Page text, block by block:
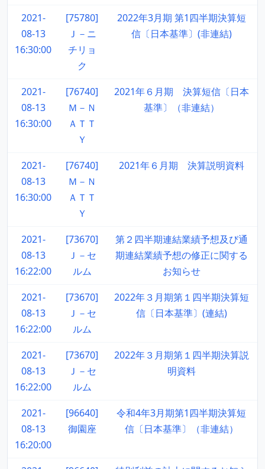
2021-
08-13
16:30:00
[75780]
Ｊ－ニ
チリョ
ク
2022年3月期 第1四半期決算短
信〔日本基準〕(非連結)
2021-
08-13
16:30:00
[76740]
Ｍ－Ｎ
ＡＴＴ
Ｙ
2021年６月期 決算短信〔日本
基準〕（非連結）
2021-
08-13
16:30:00
[76740]
Ｍ－Ｎ
ＡＴＴ
Ｙ
2021年６月期 決算説明資料
2021-
08-13
16:22:00
[73670]
Ｊ－セ
ルム
第２四半期連結業績予想及び通
期連結業績予想の修正に関する
お知らせ
2021-
08-13
16:22:00
[73670]
Ｊ－セ
ルム
2022年３月期第１四半期決算短
信〔日本基準〕(連結)
2021-
08-13
16:22:00
[73670]
Ｊ－セ
ルム
2022年３月期第１四半期決算説
明資料
2021-
08-13
16:20:00
[96640]
御園座
令和4年3月期第1四半期決算短
信〔日本基準〕（非連結）